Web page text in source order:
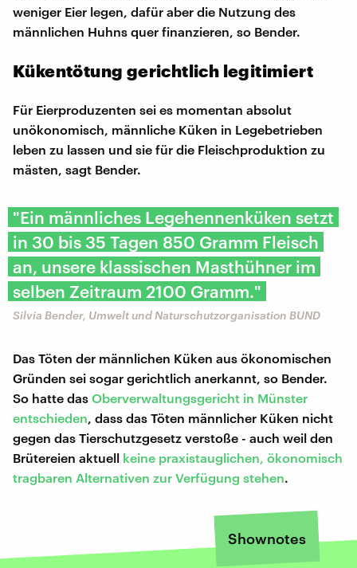
weniger Eier legen, dafür aber die Nutzung des
männlichen Huhns quer finanzieren, so Bender.
Kükentötung gerichtlich legitimiert
Für Eierproduzenten sei es momentan absolut
unökonomisch, männliche Küken in Legebetrieben
leben zu lassen und sie für die Fleischproduktion zu
mästen, sagt Bender.
"Ein männliches Legehennenküken setzt
in 30 bis 35 Tagen 850 Gramm Fleisch
an, unsere klassischen Masthühner im
selben Zeitraum 2100 Gramm."
Silvia Bender, Umwelt und Naturschutzorganisation​ BUND
Das Töten der männlichen Küken aus ökonomischen
Gründen sei sogar gerichtlich anerkannt, so Bender.
So hatte das Oberverwaltungsgericht in Münster
entschieden , dass das Töten männlicher Küken nicht
gegen das Tierschutzgesetz verstoße - auch weil den
Brütereien aktuell keine praxistauglichen, ökonomisch
tragbaren Alternativen zur Verfügung stehen.
Shownotes